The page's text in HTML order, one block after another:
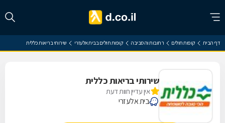
דף הבית קופות חולים רחובות והסביבה קופות חולים בבית אלעזרי שירותי בריאות כללית
שירותי בריאות כללית
אין עדיין חוות דעת
בית אלעזרי